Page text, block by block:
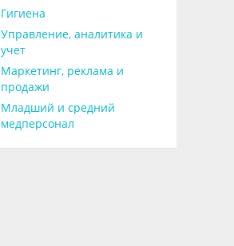
Гигиена
Управление, аналитика и
учет
Маркетинг, реклама и
продажи
Младший и средний
медперсонал